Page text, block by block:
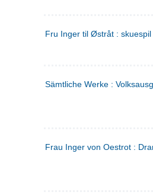
Fru Inger til Østråt :
Sämtliche Werke :
Frau Inger von Oestrot :